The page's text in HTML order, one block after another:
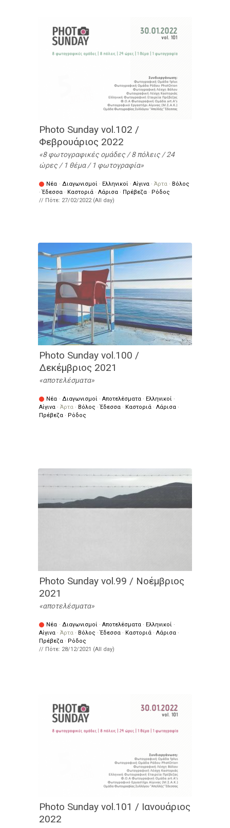
Photo Sunday vol.102 /
Φεβρουάριος 2022
8 φωτογραφικές ομάδες / 8 πόλεις / 24
ώρες / 1 θέμα / 1 φωτογραφία
Νέα · Διαγωνισμοί · Ελληνικοί · Αίγινα · Άρτα · Βόλος
·Έδεσσα · Καστοριά · Λάρισα · Πρέβεζα · Ρόδος
// Πότε: 27/02/2022 (All day)
Photo Sunday vol.100 /
Δεκέμβριος 2021
αποτελέσματα
Νέα · Διαγωνισμοί · Αποτελέσματα · Ελληνικοί ·
Αίγινα · Άρτα · Βόλος ·Έδεσσα · Καστοριά · Λάρισα ·
Πρέβεζα · Ρόδος
Photo Sunday vol.99 / Νοέμβριος
2021
αποτελέσματα
Νέα · Διαγωνισμοί · Αποτελέσματα · Ελληνικοί ·
Αίγινα · Άρτα · Βόλος ·Έδεσσα · Καστοριά · Λάρισα ·
Πρέβεζα · Ρόδος
// Πότε: 28/12/2021 (All day)
Photo Sunday vol.101 / Ιανουάριος
2022